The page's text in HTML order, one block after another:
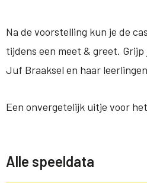
Na de voorstelling kun je de
tijdens een meet & greet. Grijp
Juf Braaksel en haar
Een onvergetelijk uitje voor
Alle speeldata